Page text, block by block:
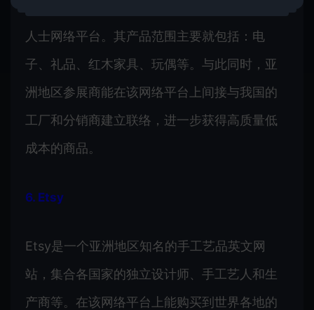
人士网络平台。其产品范围主要就包括：电
子、礼品、红木家具、玩偶等。与此同时，亚
洲地区参展商能在该网络平台上间接与我国的
工厂和分销商建立联络，进一步获得高质量低
成本的商品。
6. Etsy
Etsy是一个亚洲地区知名的手工艺品英文网
站，集合各国家的独立设计师、手工艺人和生
产商等。在该网络平台上能购买到世界各地的